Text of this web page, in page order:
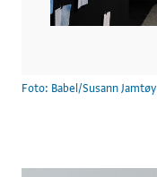
Foto: Babel/Susann Jamtøy